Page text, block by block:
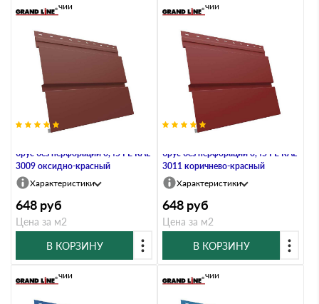
брус без перфорации 0,45 PE RAL
3009 оксидно-красный
В наличии
Характеристики
648 руб
Цена за м2
В КОРЗИНУ
брус без перфорации 0,45 PE RAL
3011 коричнево-красный
В наличии
Характеристики
648 руб
Цена за м2
В КОРЗИНУ
В наличии В наличии